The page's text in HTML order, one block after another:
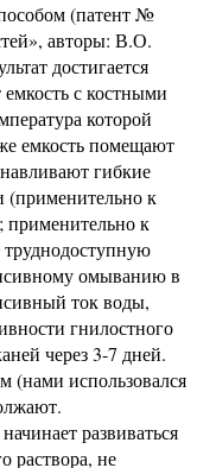
(патент №
авторы: В.О.
достигается
с костными
которой
емкость помещают
гибкие
(применительно к
применительно к
труднодоступную
омыванию в
ток воды,
гнилостного
через 3-7 дней.
(нами использовался
развиваться
раствора, не